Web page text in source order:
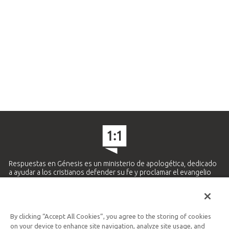
Respuestas en Génesis es un ministerio de apologética, dedicado
a ayudar a los cristianos defender su fe y proclamar el evangelio
Ministerio Hispano y Latinoamericano
By clicking “Accept All Cookies”, you agree to the storing of cookies
on your device to enhance site navigation, analyze site usage, and